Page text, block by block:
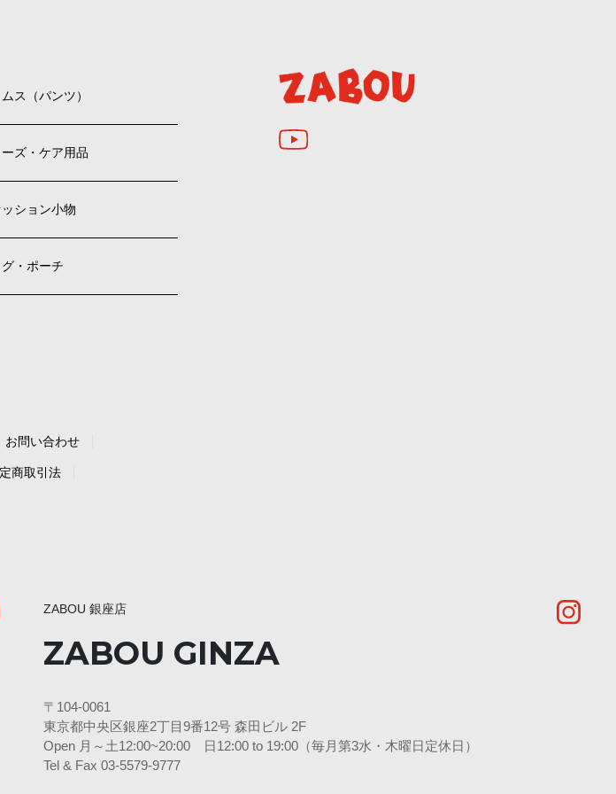
ス（パンツ）
ズ・ケア用品
ション小物
・ポーチ
お問い合わせ
商取引法
ZABOU 銀座店
ZABOU GINZA
〒104-0061
東京都中央区銀座2丁目9番12号 森田ビル 2F
Open 月～土12:00~20:00 日12:00 to 19:00（毎月第3水・木曜日定休日）
Tel & Fax 03-5579-9777